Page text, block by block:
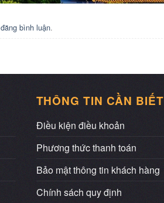
đăng bình luận.
THÔNG TIN CẦN BIẾT
Điều kiện điều khoản
Phương thức thanh toán
Bảo mật thông tin khách hàng
Chính sách quy định